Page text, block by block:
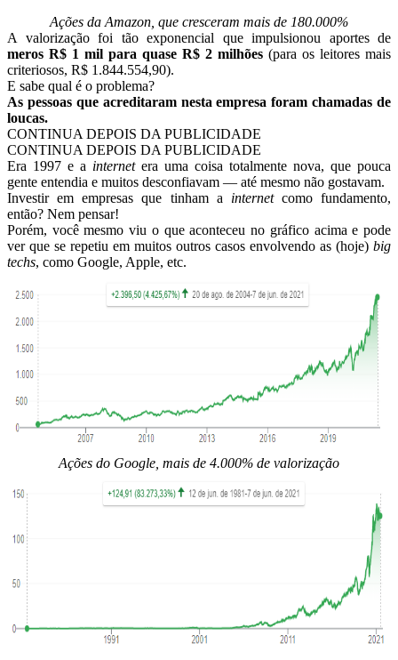
Ações da Amazon, que cresceram mais de 180.000%
A valorização foi tão exponencial que impulsionou aportes de
meros R$ 1 mil para quase R$ 2 milhões (para os leitores mais
criteriosos, R$ 1.844.554,90).
E sabe qual é o problema?
As pessoas que acreditaram nesta empresa foram chamadas de
loucas.
CONTINUA DEPOIS DA PUBLICIDADE
CONTINUA DEPOIS DA PUBLICIDADE
Era 1997 e a internetera uma coisa totalmente nova, que pouca
gente entendia e muitos desconfiavam — até mesmo não gostavam.
Investir em empresas que tinham a internetcomo fundamento,
então? Nem pensar!
Porém, você mesmo viu o que aconteceu no gráfico acima e pode
ver que se repetiu em muitos outros casos envolvendo as (hoje) big
techs, como Google, Apple, etc.
Ações do Google, mais de 4.000% de valorização